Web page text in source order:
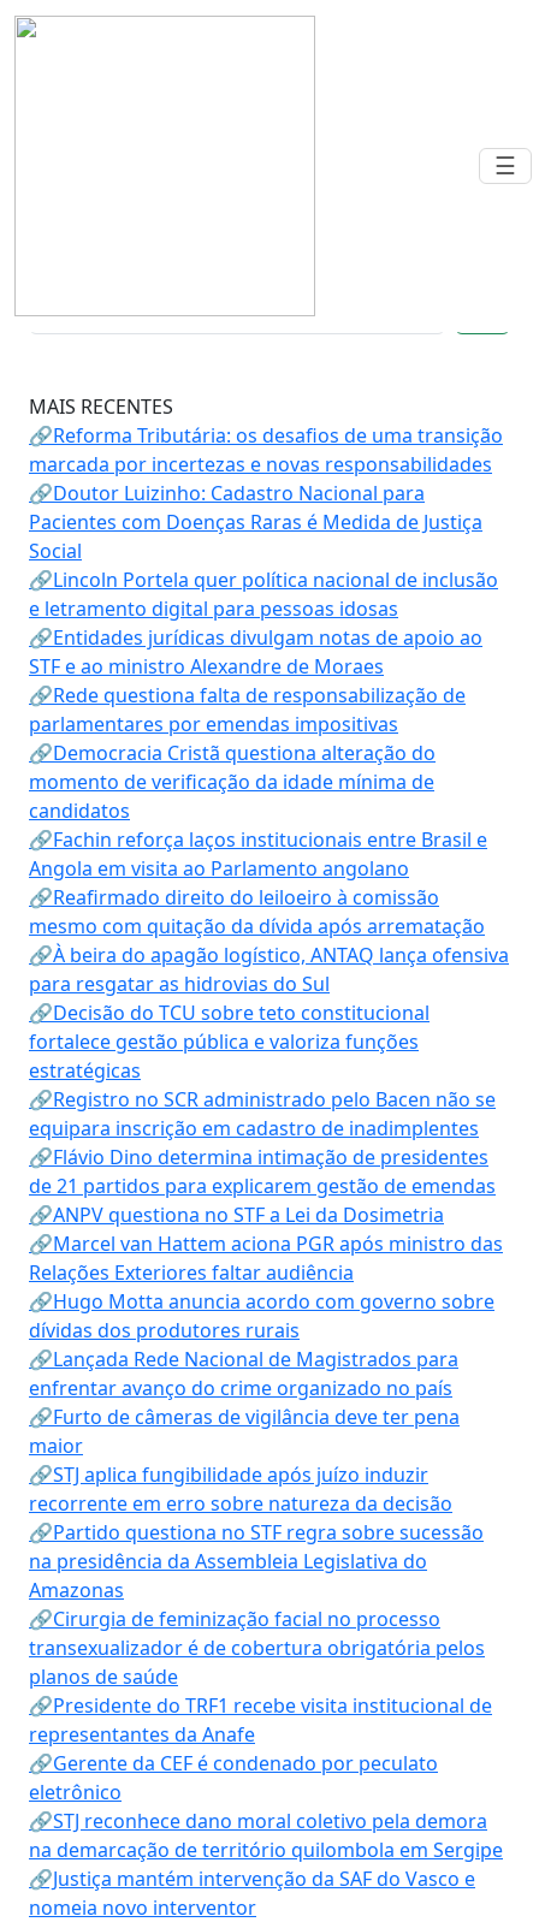
Warning
☰
MAIS RECENTES
🔗Reforma Tributária: os desafios de uma transição
marcada por incertezas e novas responsabilidades
🔗Doutor Luizinho: Cadastro Nacional para
Pacientes com Doenças Raras é Medida de Justiça
Social
🔗Lincoln Portela quer política nacional de inclusão
e letramento digital para pessoas idosas
🔗Entidades jurídicas divulgam notas de apoio ao
STF e ao ministro Alexandre de Moraes
🔗Rede questiona falta de responsabilização de
parlamentares por emendas impositivas
🔗Democracia Cristã questiona alteração do
momento de verificação da idade mínima de
candidatos
🔗Fachin reforça laços institucionais entre Brasil e
Angola em visita ao Parlamento angolano
🔗Reafirmado direito do leiloeiro à comissão
mesmo com quitação da dívida após arrematação
🔗À beira do apagão logístico, ANTAQ lança ofensiva
para resgatar as hidrovias do Sul
🔗Decisão do TCU sobre teto constitucional
fortalece gestão pública e valoriza funções
estratégicas
🔗Registro no SCR administrado pelo Bacen não se
equipara inscrição em cadastro de inadimplentes
🔗Flávio Dino determina intimação de presidentes
de 21 partidos para explicarem gestão de emendas
🔗ANPV questiona no STF a Lei da Dosimetria
🔗Marcel van Hattem aciona PGR após ministro das
Relações Exteriores faltar audiência
🔗Hugo Motta anuncia acordo com governo sobre
dívidas dos produtores rurais
🔗Lançada Rede Nacional de Magistrados para
enfrentar avanço do crime organizado no país
🔗Furto de câmeras de vigilância deve ter pena
maior
🔗STJ aplica fungibilidade após juízo induzir
recorrente em erro sobre natureza da decisão
🔗Partido questiona no STF regra sobre sucessão
na presidência da Assembleia Legislativa do
Amazonas
🔗Cirurgia de feminização facial no processo
transexualizador é de cobertura obrigatória pelos
planos de saúde
🔗Presidente do TRF1 recebe visita institucional de
representantes da Anafe
🔗Gerente da CEF é condenado por peculato
eletrônico
🔗STJ reconhece dano moral coletivo pela demora
na demarcação de território quilombola em Sergipe
🔗Justiça mantém intervenção da SAF do Vasco e
nomeia novo interventor